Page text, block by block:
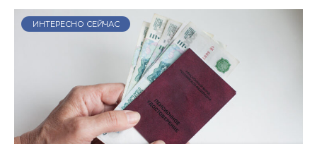
ИНТЕРЕСНО СЕЙЧАС